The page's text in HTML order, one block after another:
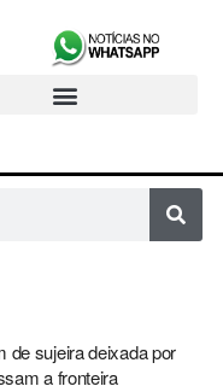
de sujeira deixada por
a fronteira